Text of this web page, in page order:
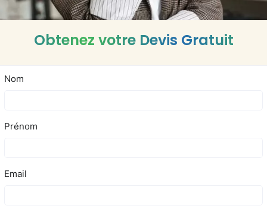
Obtenez votre Devis Gratuit